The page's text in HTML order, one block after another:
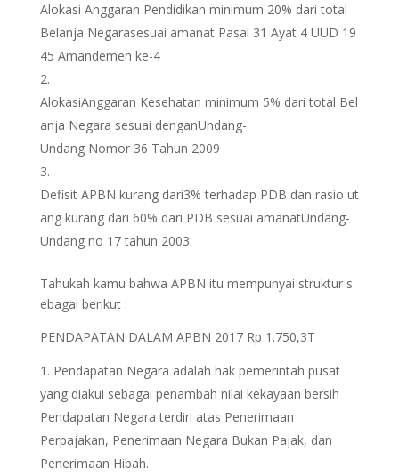
Alokasi Anggaran Pendidikan minimum 20% dari total
Belanja Negarasesuai amanat Pasal 31 Ayat 4 UUD 19
45 Amandemen ke-4
AlokasiAnggaran Kesehatan minimum 5% dari total Bel
anja Negara sesuai denganUndang-
Undang Nomor 36 Tahun 2009
Defisit APBN kurang dari3% terhadap PDB dan rasio ut
ang kurang dari 60% dari PDB sesuai amanatUndang-
Undang no 17 tahun 2003.
Tahukah kamu bahwa APBN itu mempunyai struktur s
ebagai berikut :
PENDAPATAN DALAM APBN 2017 Rp 1.750,3T
Pendapatan Negara adalah hak pemerintah pusat
yang diakui sebagai penambah nilai kekayaan bersih
Pendapatan Negara terdiri atas Penerimaan
Perpajakan, Penerimaan Negara Bukan Pajak, dan
Penerimaan Hibah.